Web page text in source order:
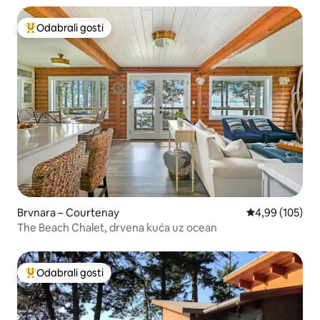
Među najviše rangiranima s oznakom „Odabrali gosti”
Odabrali gosti
Brvnara – Courtenay Prosječna
4,99 (105)
The Beach Chalet, drvena kuća uz ocean
Među najviše rangiranima s oznakom „Odabrali gosti”
Odabrali gosti